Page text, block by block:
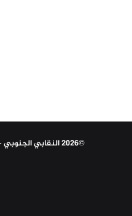
©2026 النقابي الجنوبي - جميع الحقوق محفوظة عام 1956م 3 مارس تم تأسيس النقابة الجنوبية